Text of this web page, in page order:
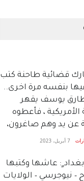
قضائية طاحنة كتب
بنفسه مرة اخرى..
يوسف يقهر
الأمريكية ، فأعطوه
عن يد وهم صاغرون،
7 أبريل، 2023
ٍ: عاشها وكتبها
– نيوجرسي – الولايات